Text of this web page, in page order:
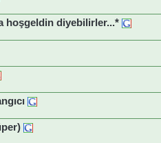
hoşgeldin diyebilirler...*